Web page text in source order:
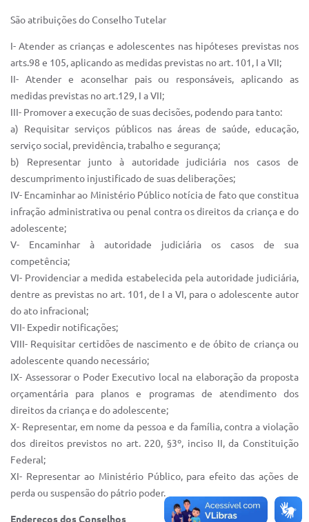
São atribuições do Conselho Tutelar
I- Atender as crianças e adolescentes nas hipóteses previstas nos
arts.98 e 105, aplicando as medidas previstas no art. 101, I a VII;
II- Atender e aconselhar pais ou responsáveis, aplicando as
medidas previstas no art.129, I a VII;
III- Promover a execução de suas decisões, podendo para tanto:
a) Requisitar serviços públicos nas áreas de saúde, educação,
serviço social, previdência, trabalho e segurança;
b) Representar junto à autoridade judiciária nos casos de
descumprimento injustificado de suas deliberações;
IV- Encaminhar ao Ministério Público notícia de fato que constitua
infração administrativa ou penal contra os direitos da criança e do
adolescente;
V- Encaminhar à autoridade judiciária os casos de sua
competência;
VI- Providenciar a medida estabelecida pela autoridade judiciária,
dentre as previstas no art. 101, de I a VI, para o adolescente autor
do ato infracional;
VII- Expedir notificações;
VIII- Requisitar certidões de nascimento e de óbito de criança ou
adolescente quando necessário;
IX- Assessorar o Poder Executivo local na elaboração da proposta
orçamentária para planos e programas de atendimento dos
direitos da criança e do adolescente;
X- Representar, em nome da pessoa e da família, contra a violação
dos direitos previstos no art. 220, §3º, inciso II, da Constituição
Federal;
XI- Representar ao Ministério Público, para efeito das ações de
perda ou suspensão do pátrio poder.
Endereços dos Conselhos